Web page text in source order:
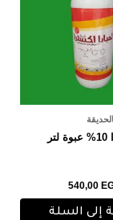
540,00
إلى السلة